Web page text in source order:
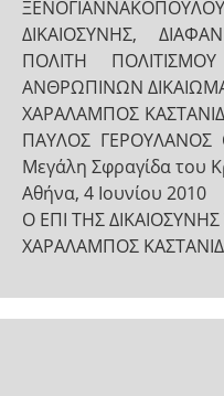
ΔΙΚΑΙΟΣΥΝΗΣ,
ΠΟΛΙΤΗ
ΑΝΘΡΩΠΙΝΩΝ
ΧΑΡΑΛΑΜΠΟΣ
ΠΑΥΛΟΣ ΓΕΡΟΥΛΑΝΟΣ
Μεγάλη Σφραγίδα του
Αθήνα, 4 Ιουνίου 2010
Ο ΕΠΙ ΤΗΣ
ΧΑΡΑΛΑΜΠΟΣ